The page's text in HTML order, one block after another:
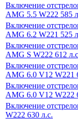
Включение
AMG 5.5 W222 585
Включение
AMG 6.2 W221 525
Включение
AMG S W222 612
Включение
AMG 6.0 V12 W221
Включение
AMG 6.0 V12 W222
Включение
W222 630 л.с.